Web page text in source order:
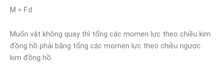
M = F.d
Muốn vật không quay thì tổng các momen lực theo chiều kim
đồng hồ phải bằng tổng các momen lực theo chiều ngược
kim đồng hồ.